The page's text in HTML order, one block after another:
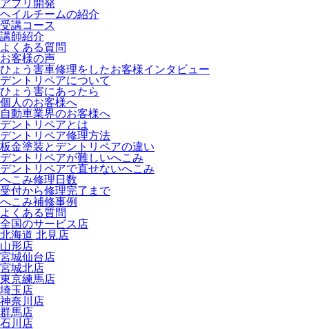
アプリ開発
ヘイルチームの紹介
受講コース
講師紹介
よくある質問
お客様の声
ひょう害車修理をしたお客様インタビュー
デントリペアについて
ひょう害にあったら
個人のお客様へ
自動車業界のお客様へ
デントリペアとは
デントリペア修理方法
板金塗装とデントリペアの違い
デントリペアが難しいへこみ
デントリペアで直せないへこみ
へこみ修理日数
受付から修理完了まで
へこみ補修事例
よくある質問
全国のサービス店
北海道 北見店
山形店
宮城仙台店
宮城北店
東京練馬店
埼玉店
神奈川店
群馬店
石川店